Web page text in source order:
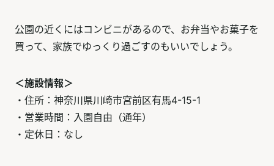
公園の近くにはコンビニがあるので、お弁当やお菓子を
買って、家族でゆっくり過ごすのもいいでしょう。
＜施設情報＞
・住所：神奈川県川崎市宮前区有馬4-15-1
・営業時間：入園自由（通年）
・定休日：なし